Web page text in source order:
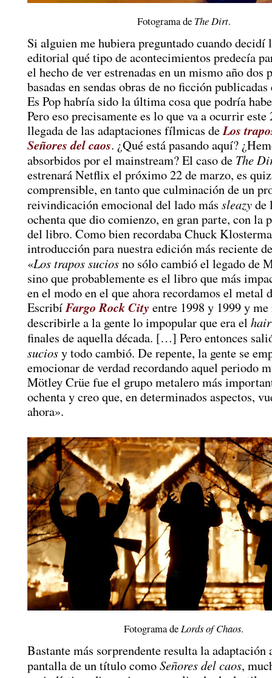
Fotograma de The Dirt.
Si alguien me hubiera preguntado cuando decidí
editorial qué tipo de acontecimientos predecía
el hecho de ver estrenadas en un mismo año dos
basadas en sendas obras de no ficción publicadas
Es Pop habría sido la última cosa que podría
Pero eso precisamente es lo que va a ocurrir este
llegada de las adaptaciones fílmicas deLos
Señores del caos. ¿Qué está pasando aquí?
absorbidos por el mainstream? El caso de The
estrenará Netflix el próximo 22 de marzo, es
comprensible, en tanto que culminación de un
reivindicación emocional del lado más sleazyde
ochenta que dio comienzo, en gran parte, con la
del libro. Como bien recordaba Chuck
introducción para nuestra edición más reciente
«Los trapos suciosno sólo cambió el legado de
sino que probablemente es el libro que más
en el modo en el que ahora recordamos el metal
EscribíFargo Rock City entre 1998 y 1999 y
describirle a la gente lo impopular que era el
finales de aquella década. […] Pero entonces
suciosy todo cambió. De repente, la gente se
emocionar de verdad recordando aquel periodo
Mötley Crüe fue el grupo metalero más
ochenta y creo que, en determinados aspectos,
ahora».
Fotograma de Lords of Chaos.
Bastante más sorprendente resulta la adaptación
pantalla de un título comoSeñores del caos,